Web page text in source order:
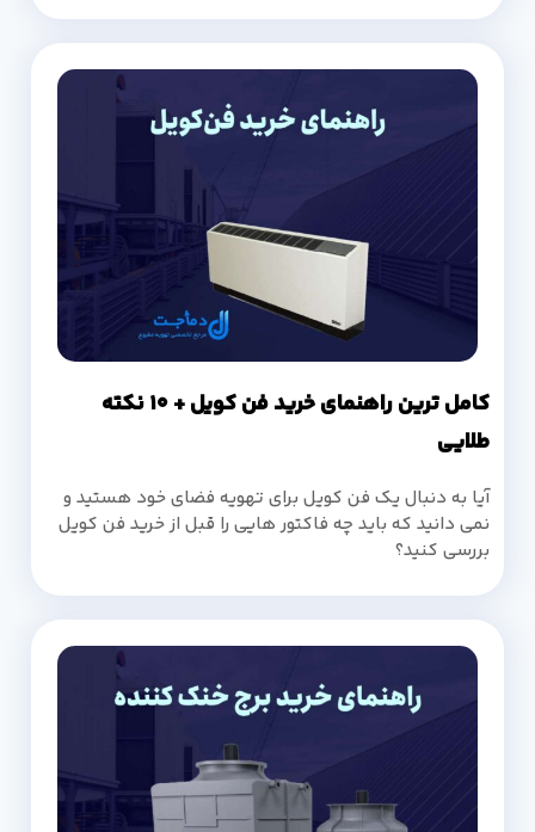
کامل ترین راهنمای خرید فن کویل + 10 نکته
طلایی
آیا به دنبال یک فن کویل برای تهویه فضای خود هستید و
نمی دانید که باید چه فاکتور هایی را قبل از خرید فن کویل
بررسی کنید؟